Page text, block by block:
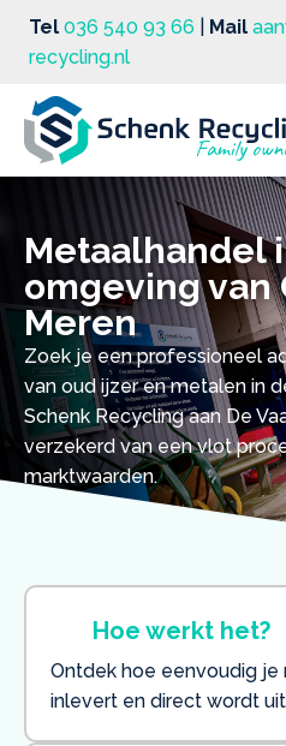
Tel 036 540 93 66 Mail
recycling.nl
Metaalhandel
omgeving van
Meren
Zoek je een professioneel
van oud ijzer en metalen in
Schenk Recycling aan De
verzekerd van een vlot
marktwaarden.
Hoe werkt het?
Ontdek hoe eenvoudig je
inlevert en direct wordt